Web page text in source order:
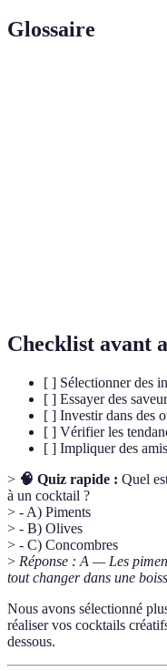
Glossaire
Checklist avant
[ ] Sélectionner des
[ ] Essayer des
[ ] Investir dans des
[ ] Vérifier les
[ ] Impliquer des
> 🧠 Quiz rapide : Quel
à un cocktail ?
> - A) Piments
> - B) Olives
> - C) Concombres
> Réponse : A — Les
tout changer dans une
Nous avons sélectionné
réaliser vos cocktails
dessous.